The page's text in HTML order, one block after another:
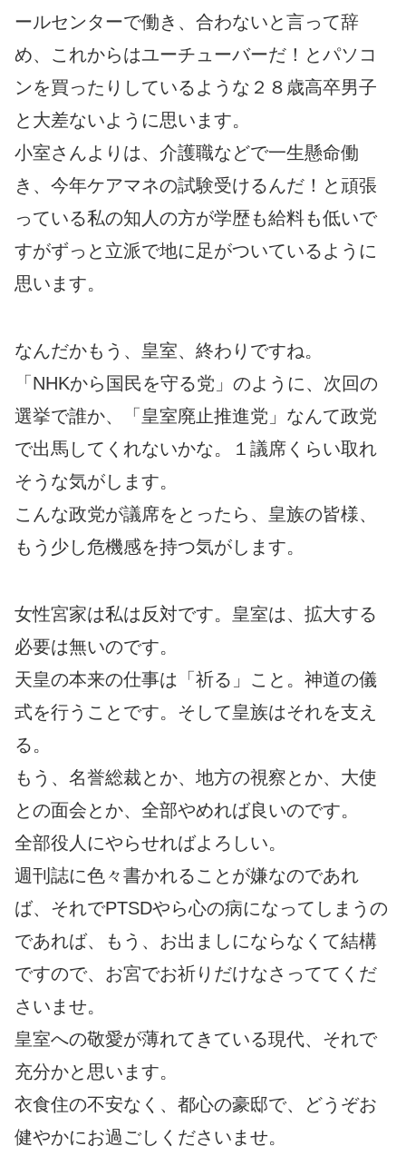
ールセンターで働き、合わないと言って辞
め、これからはユーチューバーだ！とパソコ
ンを買ったりしているような２８歳高卒男子
と大差ないように思います。
小室さんよりは、介護職などで一生懸命働
き、今年ケアマネの試験受けるんだ！と頑張
っている私の知人の方が学歴も給料も低いで
すがずっと立派で地に足がついているように
思います。
なんだかもう、皇室、終わりですね。
「NHKから国民を守る党」のように、次回の
選挙で誰か、「皇室廃止推進党」なんて政党
で出馬してくれないかな。１議席くらい取れ
そうな気がします。
こんな政党が議席をとったら、皇族の皆様、
もう少し危機感を持つ気がします。
女性宮家は私は反対です。皇室は、拡大する
必要は無いのです。
天皇の本来の仕事は「祈る」こと。神道の儀
式を行うことです。そして皇族はそれを支え
る。
もう、名誉総裁とか、地方の視察とか、大使
との面会とか、全部やめれば良いのです。
全部役人にやらせればよろしい。
週刊誌に色々書かれることが嫌なのであれ
ば、それでPTSDやら心の病になってしまうの
であれば、もう、お出ましにならなくて結構
ですので、お宮でお祈りだけなさっててくだ
さいませ。
皇室への敬愛が薄れてきている現代、それで
充分かと思います。
衣食住の不安なく、都心の豪邸で、どうぞお
健やかにお過ごしくださいませ。